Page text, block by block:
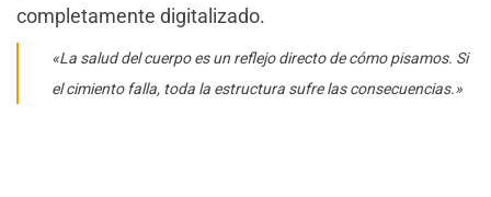
completamente digitalizado.
«La salud del cuerpo es un reflejo directo de cómo pisamos. Si
el cimiento falla, toda la estructura sufre las consecuencias.»